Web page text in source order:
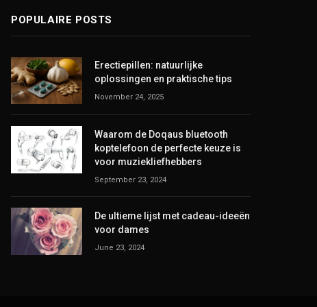
POPULAIRE POSTS
Erectiepillen: natuurlijke
oplossingen en praktische tips
November 24, 2025
Waarom de Doqaus bluetooth
koptelefoon de perfecte keuze is
voor muziekliefhebbers
September 23, 2024
De ultieme lijst met cadeau-ideeën
voor dames
June 23, 2024